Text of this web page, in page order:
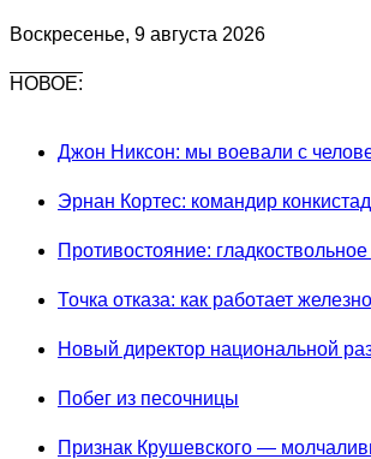
Воскресенье, 9 августа 2026
НОВОЕ:
Джон Никсон: мы воевали с
Эрнан Кортес: командир
Противостояние:
Точка отказа: как работает
Новый директор национальной
Побег из песочницы
Признак Крушевского —